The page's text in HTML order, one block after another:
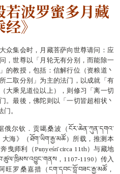
若波罗蜜多月藏
》
众集会时，月藏菩萨向世尊请问：应
，世尊以「月轮无有分别，而能除一
的教授，包括：信解行位（资粮道丶
二取分别」为主的法门，以成就「有
大乘见道位以上），则修习「离一切
。最後，佛陀则以「一切皆超相状丶
。
尔钦．贡噶桑波（ངོར་ཆེན་ཀུན་དགའ་
海》（ཐོག་ཡིག་རྒྱ་མཚོ）所载，推测本
曳师利（Puṇyeśrī circa 11th）与藏地
，1107-1190）传入
罗桑嘉措（ངག་དབང་བློ་བཟང་རྒྱ་མཚོ，